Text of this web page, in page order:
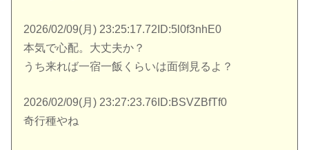
2026/02/09(月) 23:25:17.72ID:5l0f3nhE0
本気で心配。大丈夫か？
うち来れば一宿一飯くらいは面倒見るよ？
2026/02/09(月) 23:27:23.76ID:BSVZBfTf0
奇行種やね